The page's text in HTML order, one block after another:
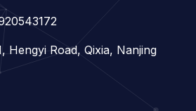
Hengyi Road, Qixia, Nanjing